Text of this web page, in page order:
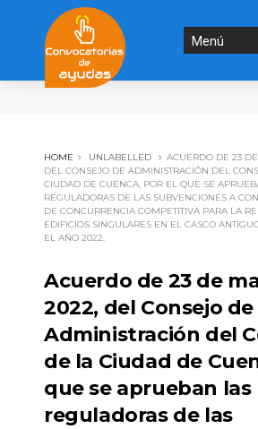
HOME UNLABELLED
ACUERDO DE 23
DEL CONSEJO DE ADMINISTRACIÓN DEL
CIUDAD DE CUENCA, POR EL QUE SE
REGULADORAS DE LAS SUBVENCIONES A
DE CONCURRENCIA COMPETITIVA PARA LA
EDIFICIOS SINGULARES EN EL CASCO
EL AÑO 2022.
Acuerdo de 23 de
2022, del Consejo de
Administración del
de la Ciudad de
que se aprueban las
reguladoras de las